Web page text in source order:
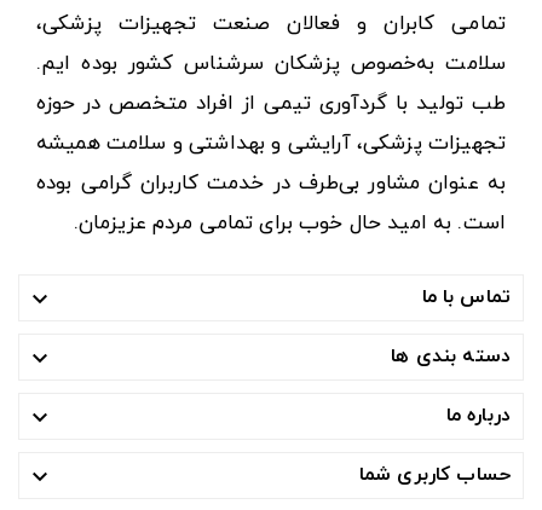
تمامی کابران و فعالان صنعت تجهیزات پزشکی،
سلامت به‌خصوص پزشکان سرشناس کشور بوده ایم.
طب تولید با گردآوری تیمی از افراد متخصص در حوزه
تجهیزات پزشکی، آرایشی و بهداشتی و سلامت همیشه
به عنوان مشاور بی‌طرف در خدمت کاربران گرامی بوده
است. به امید حال خوب برای تمامی مردم عزیزمان.
تماس با ما 
دسته بندی ها 
درباره ما 
حساب کاربری شما 